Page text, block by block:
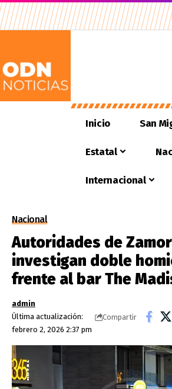
Inicio San
Estatal
Internacional
Nacional
Autoridades de
investigan doble
frente al bar The
Última actualización:
febrero 2, 2026 2:37 pm
admin
Compartir